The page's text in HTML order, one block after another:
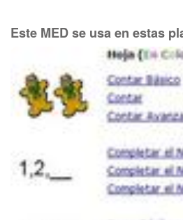
Este MED se usa en estas